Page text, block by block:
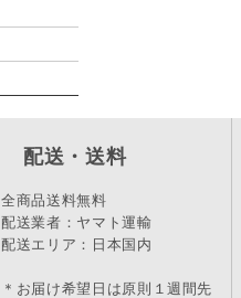
配送・送料
全商品送料無料
配送業者：ヤマト運輸
配送エリア：日本国内
＊お届け希望日は原則１週間先